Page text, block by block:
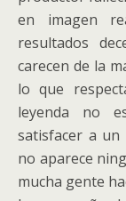
en imagen
resultados
carecen de la
lo que
leyenda no
satisfacer a un
no aparece
mucha gente